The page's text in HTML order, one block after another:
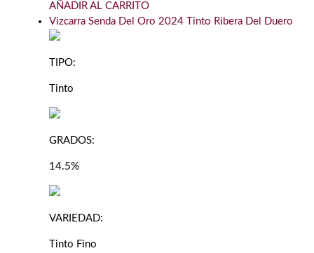
AÑADIR AL CARRITO
Vizcarra Senda Del Oro 2024 Tinto Ribera Del Duero
TIPO:
Tinto
GRADOS:
14.5%
VARIEDAD:
Tinto Fino